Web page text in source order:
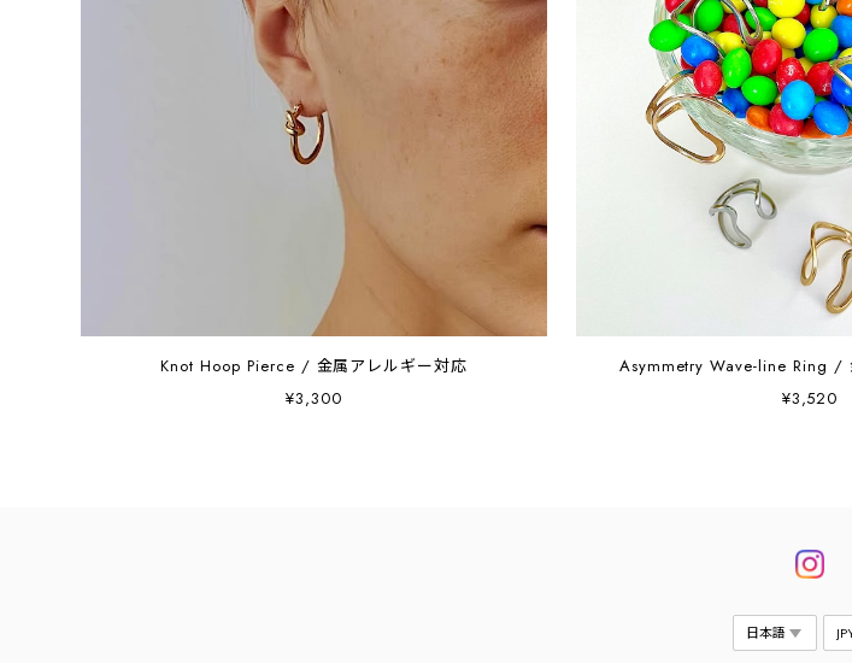
Knot Hoop Pierce / 金属アレルギー対応
¥3,300
Asymmetry Wave-line Ring /
¥3,520